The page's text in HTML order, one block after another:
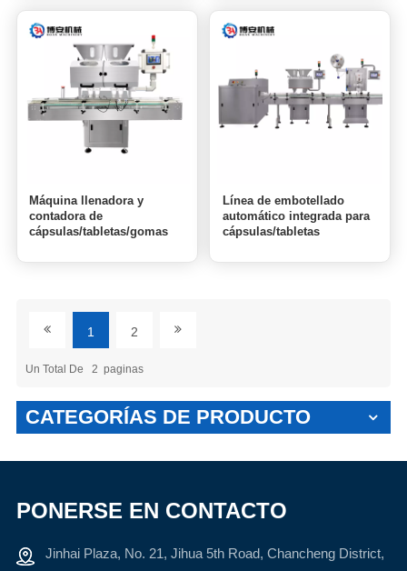
Máquina llenadora y
contadora de
cápsulas/tabletas/gomas
Línea de embotellado
automático integrada para
cápsulas/tabletas
1 2
Un Total De 2 Paginas
CATEGORÍAS DE PRODUCTO
PONERSE EN CONTACTO
Jinhai Plaza, No. 21, Jihua 5th Road, Chancheng District,